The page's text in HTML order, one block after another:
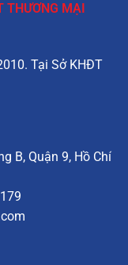
THƯƠNG MẠI
Tại Sở KHĐT
B, Quận 9, Hồ Chí